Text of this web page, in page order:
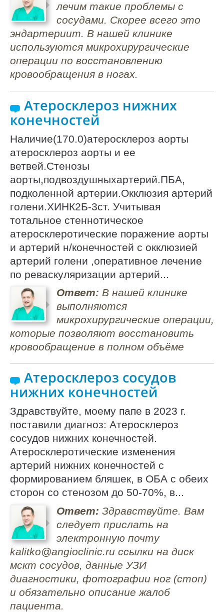
лечим такие проблемы с
сосудами. Скорее всего это
эндартериит. В нашей клинике
используются микрохирургические
операции по восстановлению
кровообращения в ногах.
Атеросклероз нижних
конечностей
Наличие(170.0)атеросклероз аорты
атеросклероз аорты и ее
ветвей.Стенозы
аорты,подвоздушныхартерий.ПБА,
подколенной артерии.Окклюзия артерий
голени.ХИНК2Б-3ст. Учитывая
тотальное стеннотическое
атеросклеротические поражение аорты
и артерий н/конечностей с окклюзией
артерий голени ,оперативное лечение
по реваскуляризации артерий...
Ответ: В нашей клинике
выполняются
микрохирургические операции,
которые позволяют восстановить
кровообращение в полном объёме
Атеросклероз сосудов
нижних конечностей
Здравствуйте, моему папе в 2023 г.
поставили диагноз: Атеросклероз
сосудов нижних конечностей.
Атеросклеротические изменения
артерий нижних конечностей с
формированием бляшек, в ОБА с обеих
сторон со стенозом до 50-70%, в...
Ответ: Здравствуйте. Вам
следует прислать на
электронную почту
kalitko@angioclinic.ru ссылки на диск
мскт сосудов, данные УЗИ
диагностики, фотографии ног (стоп)
и обязательно описание жалоб
пациента.